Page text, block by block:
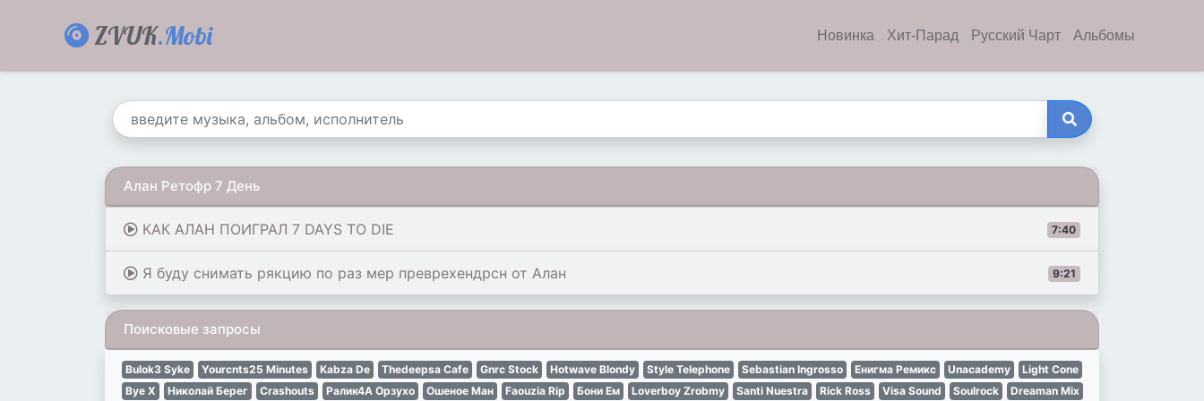
ZVUK.Mobi Новинка Хит-Парад Русский Чарт Альбомы
Алан Ретофр 7 День
7:40
КАК АЛАН ПОИГРАЛ 7 DAYS TO DIE
9:21
Я буду снимать рякцию по раз мер преврехендрсн от Алан
Поисковые запросы
Bulok3 Syke Yourcnts25 Minutes Kabza De Thedeepsa Cafe Gnrc Stock Hotwave Blondy Style Telephone Sebastian Ingrosso Енигма Ремикс Unacademy
Light Cone
Bye X
Николай Берег Crashouts Ралик4А Орзухо Ошеное Ман Faouzia Rip Бони Ем Loverboy Zrobmy Santi Nuestra Rick Ross Visa Sound Soulrock
Dreaman Mix